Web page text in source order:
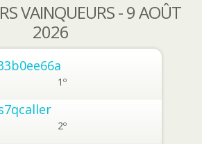
VAINQUEURS - 9 AOÛT
2026
1º
2º